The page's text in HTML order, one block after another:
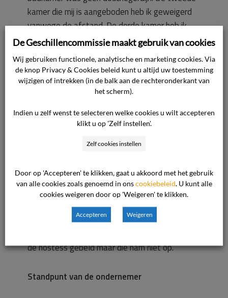
kamer die mij is aangeboden heb ik geweigerd
vanwege de afstand. De derde kamer heb ik
geaccepteerd. Daar was een douchedeur. In
algemene staat van het hotel was vies. Ik heb
elke avond een kwartier moeten zoeken naar
Ik ben 2x naar de vertegenwoordiger van de
stenen. Ik heb geen contact gezocht met de
ondernemer in Nederland. Er is mij niet een
bedrag van € 500,– aangeboden. Er is mij in
€175,– aangeboden en later telefonisch in
de hostess gebeld maar die nam niet op.
Standpunt van de ondernemer
De Geschillencommissie maakt gebruik van cookies
Wij gebruiken functionele, analytische en marketing cookies. Via
de knop Privacy & Cookies beleid kunt u altijd uw toestemming
wijzigen of intrekken (in de balk aan de rechteronderkant van
het scherm).
Indien u zelf wenst te selecteren welke cookies u wilt accepteren
klikt u op 'Zelf instellen'.
Zelf cookies instellen
Door op 'Accepteren' te klikken, gaat u akkoord met het gebruik
van alle cookies zoals genoemd in onscookiebeleid. U kunt alle
cookies weigeren door op 'Weigeren' te klikken.
Accepteren Weigeren